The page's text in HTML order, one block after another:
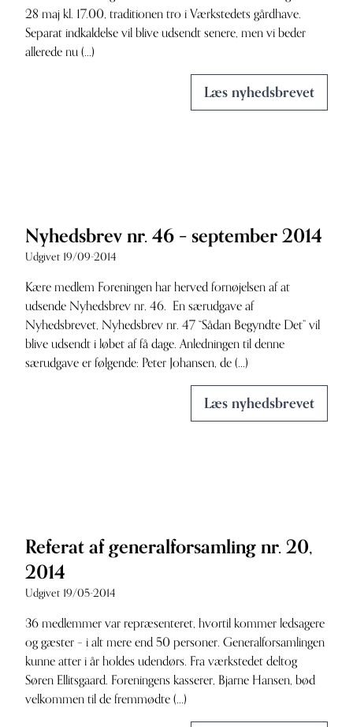
28 maj kl. 17.00, traditionen tro i Værkstedets gårdhave.
Separat indkaldelse vil blive udsendt senere, men vi beder
allerede nu (...)
Læs nyhedsbrevet
Nyhedsbrev nr. 46 – september 2014
Udgivet 19/09-2014
Kære medlem Foreningen har herved fornøjelsen af at
udsende Nyhedsbrev nr. 46. En særudgave af
Nyhedsbrevet, Nyhedsbrev nr. 47 “Sådan Begyndte Det” vil
blive udsendt i løbet af få dage. Anledningen til denne
særudgave er følgende: Peter Johansen, de (...)
Læs nyhedsbrevet
Referat af generalforsamling nr. 20,
2014
Udgivet 19/05-2014
36 medlemmer var repræsenteret, hvortil kommer ledsagere
og gæster – i alt mere end 50 personer. Generalforsamlingen
kunne atter i år holdes udendørs. Fra værkstedet deltog
Søren Ellitsgaard. Foreningens kasserer, Bjarne Hansen, bød
velkommen til de fremmødte (...)